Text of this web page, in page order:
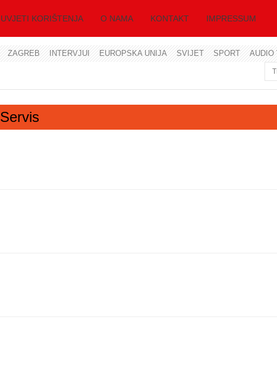
UVJETI KORIŠTENJA O NAMA KONTAKT IMPRESSUM
ZAGREB INTERVJUI EUROPSKA UNIJA SVIJET SPORT AUDIO